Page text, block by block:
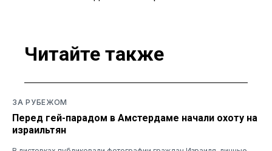
Читайте также
ЗА РУБЕЖОМ
Перед гей-парадом в Амстердаме начали охоту на
израильтян